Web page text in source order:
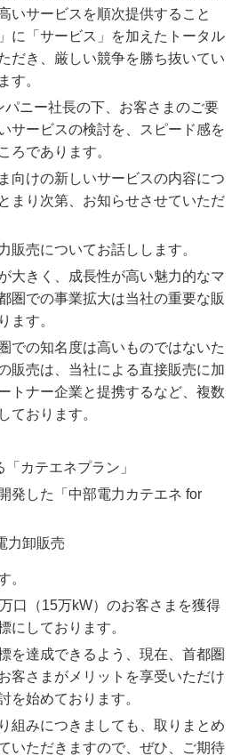
いサービスを順次提供すること
に「サービス」を加えたトータル
だき、厳しい競争を勝ち抜いてい
す。
ニー社長の下、お客さまのご要
サービスの検討を、スピード感を
ろであります。
向けの新しいサービスの内容につ
まり次第、お知らせさせていただ
販売についてお話しします。
大きく、成長性が高い魅力的なマ
圏での事業拡大は当社の重要な販
ます。
での知名度は高いものではないた
販売は、当社による直接販売に加
トナー企業と提携するなど、複数
ております。
カテエネプラン」
発した「中部電力カテエネ for
力卸販売
。
口（15万kW）のお客さまを獲得
にしております。
を達成できるよう、現在、首都圏
客さまがメリットを享受いただけ
を始めております。
組みにつきましても、取りまとめ
いただきますので、ぜひ、ご期待